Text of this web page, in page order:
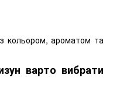
кольором, ароматом та
варто вибрати